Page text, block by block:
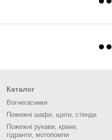
Каталог
Вогнегасники
Пожежні шафи, щити, стенди
Пожежні рукави, крани,
гідранти, мотопомпи